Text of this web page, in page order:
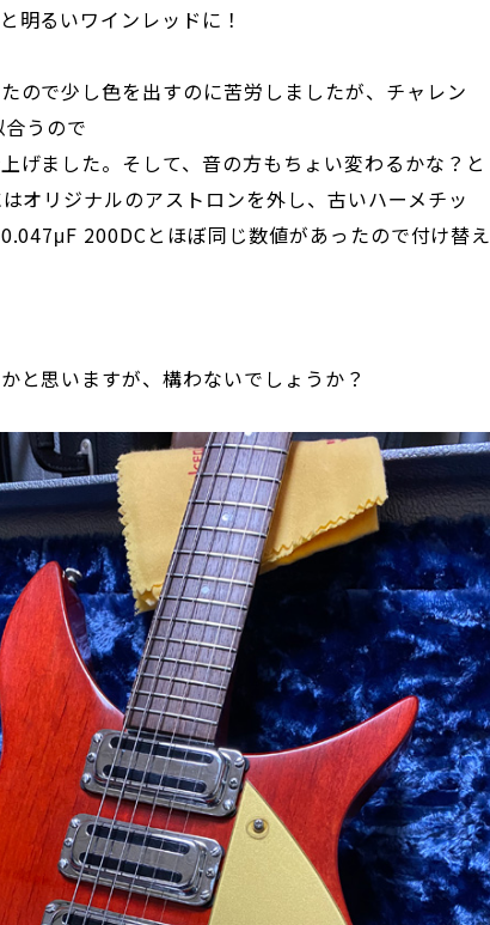
明るいワインレッドに！
ので少し色を出すのに苦労しましたが、チャレン
うので
げました。そして、音の方もちょい変わるかな？と
オリジナルのアストロンを外し、古いハーメチッ
200DCとほぼ同じ数値があったので付け替え
と思いますが、構わないでしょうか？